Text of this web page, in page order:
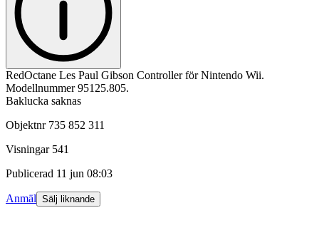
RedOctane Les Paul Gibson Controller för Nintendo Wii.
Modellnummer 95125.805.
Baklucka saknas
Objektnr 735 852 311
Visningar 541
Publicerad 11 jun 08:03
Anmäl Sälj liknande